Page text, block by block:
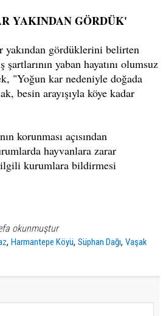
YAKINDAN GÖRDÜK'
yakından gördüklerini belirten
şartlarının yaban hayatını olumsuz
"Yoğun kar nedeniyle doğada
besin arayışıyla köye kadar
korunması açısından
hayvanlara zarar
kurumlara bildirmesi
okunmuştur
,Harmantepe Köyü,Süphan Dağı,Vaşak